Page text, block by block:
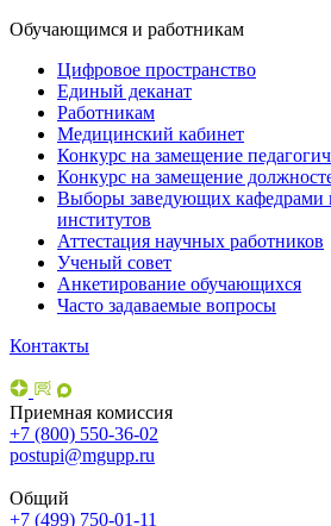
Обучающимся и работникам
Цифровое пространство
Единый деканат
Работникам
Медицинский кабинет
Конкурс на замещение
Конкурс на замещение
Выборы заведующих кафедрами
институтов
Аттестация научных работников
Ученый совет
Анкетирование обучающихся
Часто задаваемые вопросы
Контакты
Приемная комиссия
+7 (800) 550-36-02
postupi@mgupp.ru
Общий
+7 (499) 750-01-11